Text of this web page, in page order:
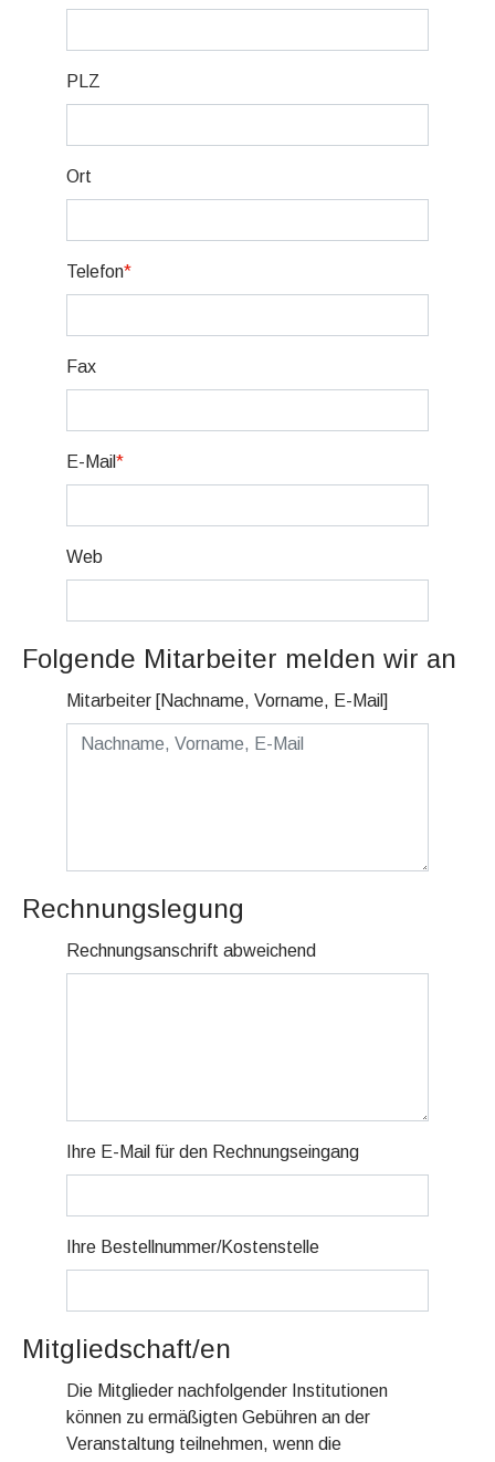
PLZ
Ort
Telefon*
Fax
E-Mail*
Web
Folgende Mitarbeiter melden wir an
Mitarbeiter [Nachname, Vorname, E-Mail]
Rechnungslegung
Rechnungsanschrift abweichend
Ihre E-Mail für den Rechnungseingang
Ihre Bestellnummer/Kostenstelle
Mitgliedschaft/en
Die Mitglieder nachfolgender Institutionen
können zu ermäßigten Gebühren an der
Veranstaltung teilnehmen, wenn die